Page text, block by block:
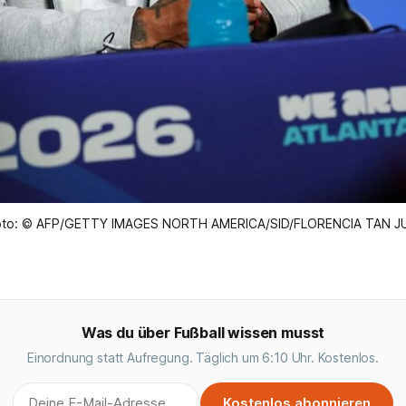
© AFP/GETTY IMAGES NORTH AMERICA/SID/FLORENCIA TAN
Was du über Fußball wissen musst
Einordnung statt Aufregung. Täglich um 6:10 Uhr. Kostenlos.